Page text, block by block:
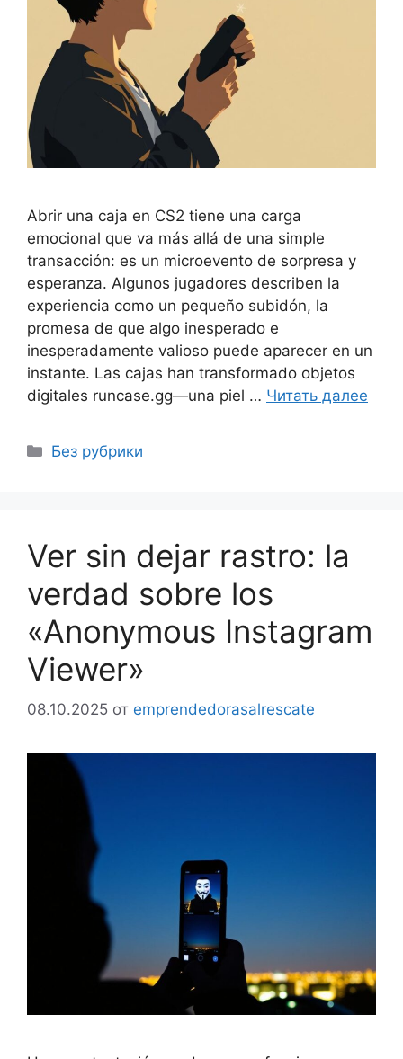
Abrir una caja en CS2 tiene una carga
emocional que va más allá de una simple
transacción: es un microevento de sorpresa y
esperanza. Algunos jugadores describen la
experiencia como un pequeño subidón, la
promesa de que algo inesperado e
inesperadamente valioso puede aparecer en un
instante. Las cajas han transformado objetos
digitales runcase.gg—una piel … Читать далее
Рубрики
Без рубрики
Ver sin dejar rastro: la
verdad sobre los
«Anonymous Instagram
Viewer»
08.10.2025 от emprendedorasalrescate